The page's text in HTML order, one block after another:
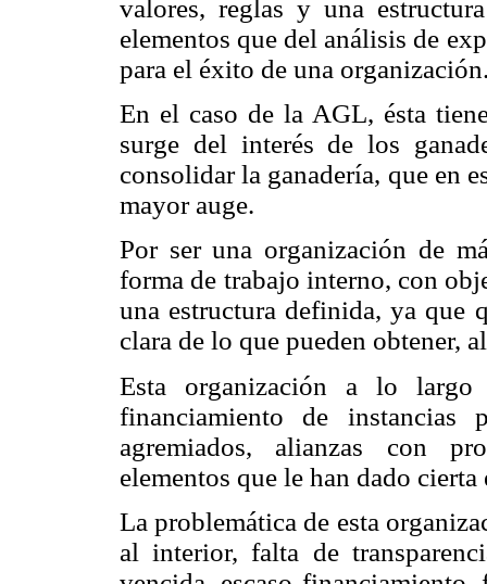
valores, reglas y una
elementos que del análisis de
para el éxito de una
En el caso de la AGL, ésta
surge del interés de los
consolidar la ganadería, que en
mayor auge.
Por ser una organización de
forma de trabajo interno, con
una estructura definida, ya que
clara de lo que pueden obtener,
Esta organización a lo
financiamiento de instancias
agremiados, alianzas con
elementos que le han dado
La problemática de esta
al interior, falta de